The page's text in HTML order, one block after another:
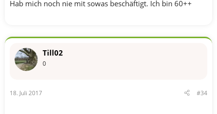
Hab mich noch nie mit sowas beschäftigt. Ich bin 60++
Till02
0
18. Juli 2017 #34